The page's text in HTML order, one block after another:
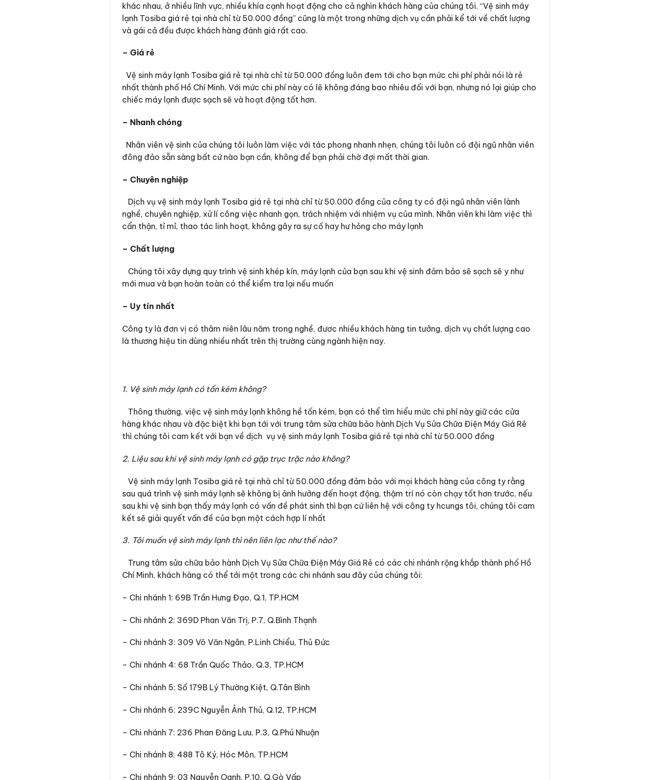
khác nhau, ở nhiều lĩnh vực, nhiều khía cạnh hoạt động cho cả nghìn khách hàng của chúng tôi. “Vệ sinh máy
lạnh Tosiba giá rẻ tại nhà chỉ từ 50.000 đồng” cũng là một trong những dịch vụ cần phải kể tới về chất lượng
và gái cả đều được khách hàng đánh giá rất cao.
– Giá rẻ
Vệ sinh máy lạnh Tosiba giá rẻ tại nhà chỉ từ 50.000 đồng luôn đem tới cho bạn mức chi phí phải nói là rẻ
nhất thành phố Hồ Chí Minh. Với mức chi phí này có lẽ không đáng bao nhiêu đối với bạn, nhưng nó lại giúp cho
chiếc máy lạnh được sạch sẽ và hoạt động tốt hơn.
– Nhanh chóng
Nhân viên vệ sinh của chúng tôi luôn làm việc với tác phong nhanh nhẹn, chúng tôi luôn có đội ngũ nhân viên
đông đảo sẵn sàng bất cứ nào bạn cần, không để bạn phải chờ đợi mất thời gian.
– Chuyên nghiệp
Dịch vụ vệ sinh máy lạnh Tosiba giá rẻ tại nhà chỉ từ 50.000 đồng của công ty có đội ngũ nhân viên lành
nghề, chuyên nghiệp, xử lí công việc nhanh gọn, trách nhiệm với nhiệm vụ của mình. Nhân viên khi làm việc thì
cẩn thận, tỉ mỉ, thao tác linh hoạt, không gây ra sự cố hay hư hỏng cho máy lạnh
– Chất lượng
Chúng tôi xây dựng quy trình vệ sinh khép kín, máy lạnh của bạn sau khi vệ sinh đảm bảo sẽ sạch sẽ y như
mới mua và bạn hoàn toàn có thể kiểm tra lại nếu muốn
– Uy tín nhất
Công ty là đơn vị có thâm niên lâu năm trong nghề, đươc nhiều khách hàng tin tưởng, dịch vụ chất lượng cao
là thương hiệu tin dùng nhiều nhất trên thị trường cùng ngành hiện nay.
1. Vệ sinh máy lạnh có tốn kém không?
Thông thường, việc vệ sinh máy lạnh không hề tốn kém, bạn có thể tìm hiểu mức chi phí này giữ các cửa
hàng khác nhau và đặc biệt khi bạn tới với trung tâm sửa chữa bảo hành Dịch Vụ Sửa Chữa Điện Máy Giá Rẻ
thì chúng tôi cam kết với bạn về dịch vụ vệ sinh máy lạnh Tosiba giá rẻ tại nhà chỉ từ 50.000 đồng
2. Liệu sau khi vệ sinh máy lạnh có gặp trục trặc nào không?
Vệ sinh máy lạnh Tosiba giá rẻ tại nhà chỉ từ 50.000 đồng đảm bảo với mọi khách hàng của công ty rằng
sau quá trình vệ sinh máy lạnh sẽ không bị ảnh hưởng đến hoạt động, thậm trí nó còn chạy tốt hơn trước, nếu
sau khi vệ sinh bạn thấy máy lạnh có vấn đề phát sinh thì bạn cứ liên hệ với công ty hcungs tôi, chúng tôi cam
kết sẽ giải quyết vấn đề của bạn một cách hợp lí nhất
3. Tôi muốn vệ sinh máy lạnh thì nên liên lạc như thế nào?
Trung tâm sửa chữa bảo hành Dịch Vụ Sửa Chữa Điện Máy Giá Rẻ có các chi nhánh rộng khắp thành phố Hồ
Chí Minh, khách hàng có thể tới một trong các chi nhánh sau đây của chúng tôi:
– Chi nhánh 1: 69B Trần Hưng Đạo, Q.1, TP.HCM
– Chi nhánh 2: 369D Phan Văn Trị, P.7, Q.Bình Thạnh
– Chi nhánh 3: 309 Võ Văn Ngân, P.Linh Chiểu, Thủ Đức
– Chi nhánh 4: 68 Trần Quốc Thảo, Q.3, TP.HCM
– Chi nhánh 5: Số 179B Lý Thường Kiệt, Q.Tân Bình
– Chi nhánh 6: 239C Nguyễn Ảnh Thủ, Q.12, TP.HCM
– Chi nhánh 7: 236 Phan Đăng Lưu, P.3, Q.Phú Nhuận
– Chi nhánh 8: 488 Tô Ký, Hóc Môn, TP.HCM
– Chi nhánh 9: 03 Nguyễn Oanh, P.10, Q.Gò Vấp